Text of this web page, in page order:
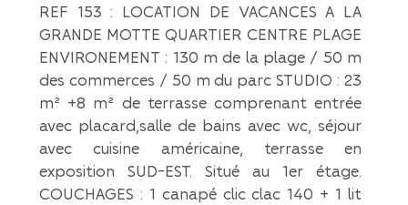
REF 153 : LOCATION DE VACANCES A LA
GRANDE MOTTE QUARTIER CENTRE PLAGE
ENVIRONEMENT : 130 m de la plage / 50 m
des commerces / 50 m du parc STUDIO : 23
m² +8 m² de terrasse comprenant entrée
avec placard,salle de bains avec wc, séjour
avec cuisine américaine, terrasse en
exposition SUD-EST. Situé au 1er étage.
COUCHAGES : 1 canapé clic clac 140 + 1 lit